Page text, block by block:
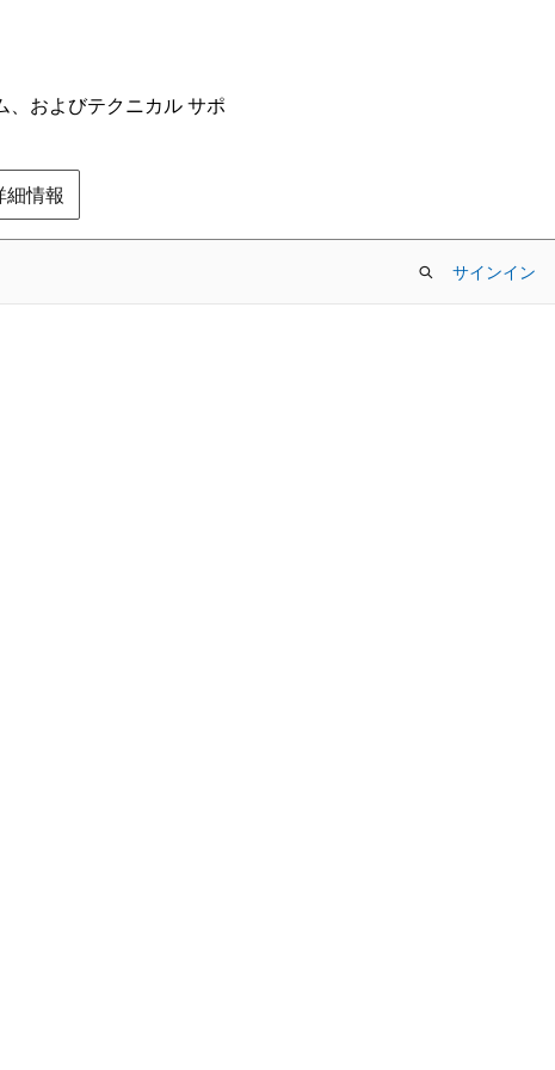
およびテクニカル サポ
情報
サインイン